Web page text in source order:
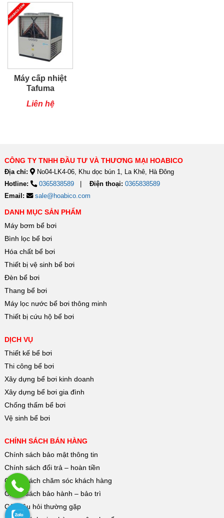
Máy cấp nhiệt
Tafuma
Liên hệ
CÔNG TY TNHH ĐẦU TƯ VÀ THƯƠNG MẠI HOABICO
Địa chỉ:
No04-LK4-06, Khu dọc bún 1, La Khê, Hà Đông
Hotline:
0365838589 Điện thoại: 0365838589
Email:
sale@hoabico.com
DANH MỤC SẢN PHẨM
Máy bơm bể bơi
Bình lọc bể bơi
Hóa chất bể bơi
Thiết bị vệ sinh bể bơi
Đèn bể bơi
Thang bể bơi
Máy lọc nước bể bơi thông minh
Thiết bị cứu hộ bể bơi
DỊCH VỤ
Thiết kế bể bơi
Thi công bể bơi
Xây dựng bể bơi kinh doanh
Xây dựng bể bơi gia đình
Chống thấm bể bơi
Vệ sinh bể bơi
CHÍNH SÁCH BÁN HÀNG
Chính sách bảo mật thông tin
Chính sách đổi trả – hoàn tiền
Chính sách chăm sóc khách hàng
Chính sách bảo hành – bảo trì
Các câu hỏi thường gặp